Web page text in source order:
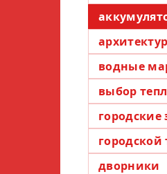
водные
выбор
городские
городской
дворники